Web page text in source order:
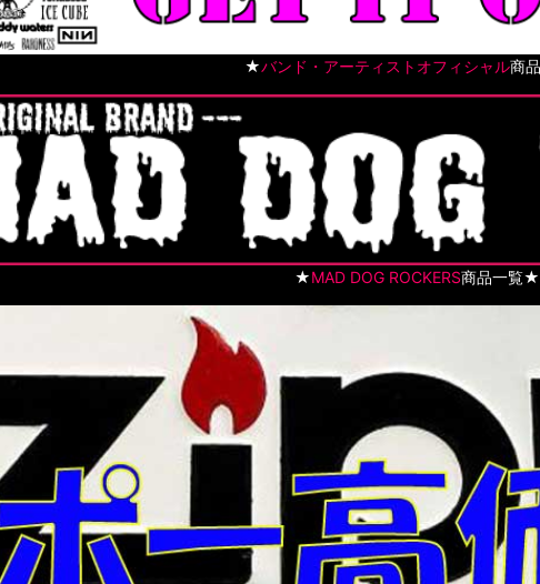
★バンド・アーティストオフィシャル商
★MAD DOG ROCKERS商品一覧★